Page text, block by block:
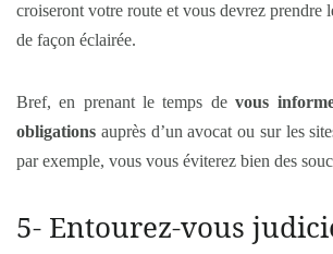
croiseront votre route et vous devrez prendre
de façon éclairée.
Bref, en prenant le temps devous
obligations auprès d’un avocat ou sur les
par exemple, vous vous éviterez bien des
5- Entourez-vous